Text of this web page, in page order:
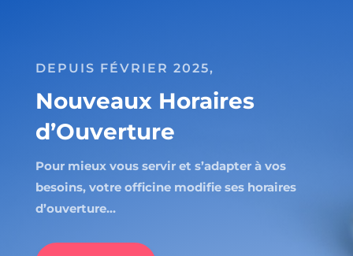
DEPUIS FÉVRIER 2025,
Nouveaux Horaires
d’Ouverture
Pour mieux vous servir et s’adapter à vos
besoins, votre officine modifie ses horaires
d’ouverture…